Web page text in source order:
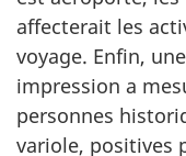
affecterait les
voyage. Enfin, une
impression a
personnes
variole, positives